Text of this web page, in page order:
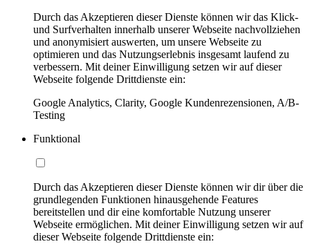
Durch das Akzeptieren dieser Dienste können wir das Klick-
und Surfverhalten innerhalb unserer Webseite nachvollziehen
und anonymisiert auswerten, um unsere Webseite zu
optimieren und das Nutzungserlebnis insgesamt laufend zu
verbessern. Mit deiner Einwilligung setzen wir auf dieser
Webseite folgende Drittdienste ein:
Google Analytics, Clarity, Google Kundenrezensionen, A/B-
Testing
Funktional
Durch das Akzeptieren dieser Dienste können wir dir über die
grundlegenden Funktionen hinausgehende Features
bereitstellen und dir eine komfortable Nutzung unserer
Webseite ermöglichen. Mit deiner Einwilligung setzen wir auf
dieser Webseite folgende Drittdienste ein: